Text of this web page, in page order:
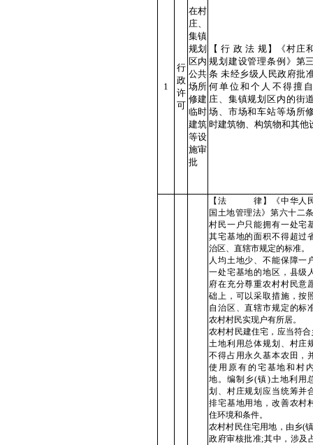
1
行
政
许
可
在村
庄、
集镇
规划
区内
公共
场所
修建
临时
建筑
等设
施审
批
【 行 政 法 规】《村庄
规划建设管理条例》第
条 未经乡级人民政府批
何单位和个人不得擅
庄、集镇规划区内的街
场、市场和车站等场所
时建筑物、构筑物和其他
【法 律】《中华人
国土地管理法》第六十二
村民一户只能拥有一处宅
其宅基地的面积不得超过
治区、直辖市规定的标准。
人均土地少、不能保障一
一处宅基地的地区，县级
府在充分尊重农村村民意
础上，可以采取措施，按
自治区、直辖市规定的标
农村村民实现户有所居。
农村村民建住宅，应当符
土地利用总体规划、村庄
不得占用永久基本农田，
使用原有的宅基地和村
地。编制乡(镇)土地利用
划、村庄规划应当统筹并
排宅基地用地，改善农村
住环境和条件。
农村村民住宅用地，由乡(
政府审核批准;其中，涉及